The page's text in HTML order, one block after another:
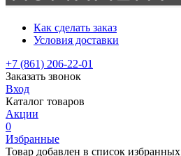
Как сделать заказ
Условия доставки
+7 (861) 206-22-01
Заказать звонок
Вход
Каталог товаров
Акции
0
Избранные
Товар добавлен в список избранных